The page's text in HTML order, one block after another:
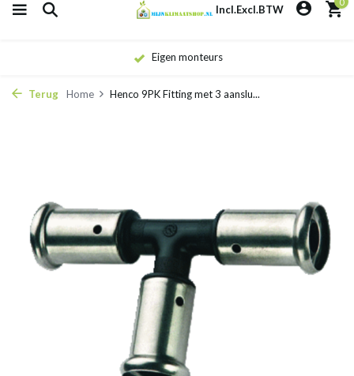
Incl.Excl.BTW
Eigen monteurs
Terug Home Henco 9PK Fitting met 3 aanslu...